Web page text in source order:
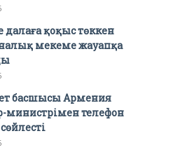
далаға қоқыс төккен
мекеме жауапқа
басшысы Армения
министрімен телефон